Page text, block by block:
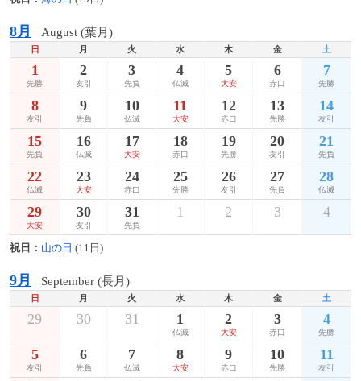
8月 August (葉月)
日 月 火 水 木 金 土
1
先勝
2
友引
3
先負
4
仏滅
5
大安
6
赤口
7
先勝
8
友引
9
先負
10
仏滅
11
大安
12
赤口
13
先勝
14
友引
15
先負
16
仏滅
17
大安
18
赤口
19
先勝
20
友引
21
先負
22
仏滅
23
大安
24
赤口
25
先勝
26
友引
27
先負
28
仏滅
29
大安
30
友引
31
先負
1 2 3 4
祝日： 山の日 (11日)
9月 September (長月)
日 月 火 水 木 金 土
29 30 31 1
仏滅
2
大安
3
赤口
4
先勝
5
友引
6
先負
7
仏滅
8
大安
9
赤口
10
先勝
11
友引